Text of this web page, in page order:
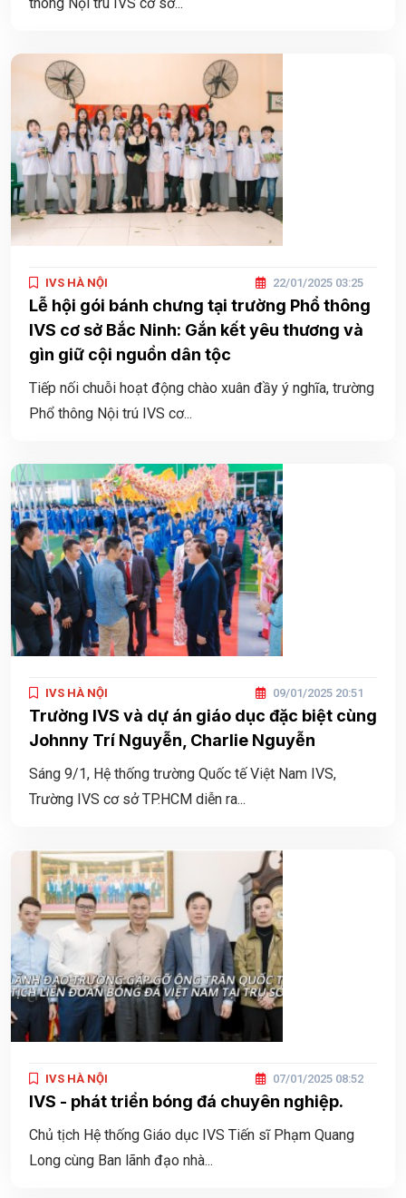
IVS HÀ NỘI 22/01/2025 03:25
Lễ hội gói bánh chưng tại trường Phổ thông
IVS cơ sở Bắc Ninh: Gắn kết yêu thương và
gìn giữ cội nguồn dân tộc
Tiếp nối chuỗi hoạt động chào xuân đầy ý nghĩa, trường
Phổ thông Nội trú IVS cơ...
IVS HÀ NỘI 09/01/2025 20:51
Trường IVS và dự án giáo dục đặc biệt cùng
Johnny Trí Nguyễn, Charlie Nguyễn
Sáng 9/1, Hệ thống trường Quốc tế Việt Nam IVS,
Trường IVS cơ sở TP.HCM diễn ra...
IVS HÀ NỘI 07/01/2025 08:52
IVS - phát triển bóng đá chuyên nghiệp.
Chủ tịch Hệ thống Giáo dục IVS Tiến sĩ Phạm Quang
Long cùng Ban lãnh đạo nhà...